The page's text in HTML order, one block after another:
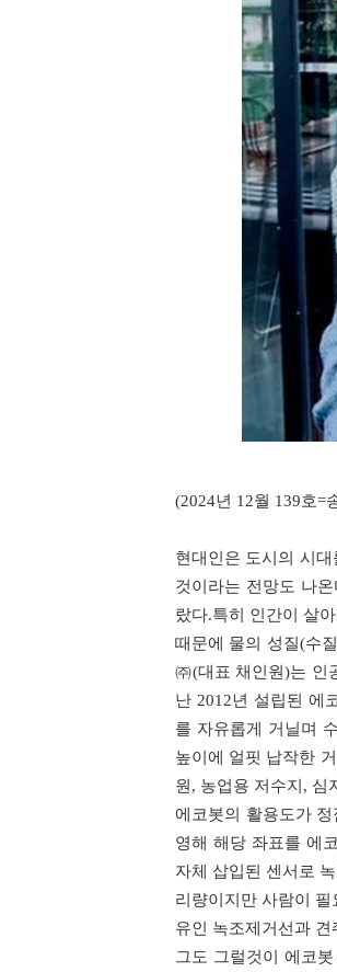
(2024년 12월 139호=
현대인은 도시의 시
것이라는 전망도 나
랐다.특히 인간이 살
때문에 물의 성질(수
㈜(대표 채인원)는 인
난 2012년 설립된 에
를 자유롭게 거닐며
높이에 얼핏 납작한
원, 농업용 저수지, 심
에코봇의 활용도가
영해 해당 좌표를 에
자체 삽입된 센서로
리량이지만 사람이
유인 녹조제거선과
그도 그럴것이 에코